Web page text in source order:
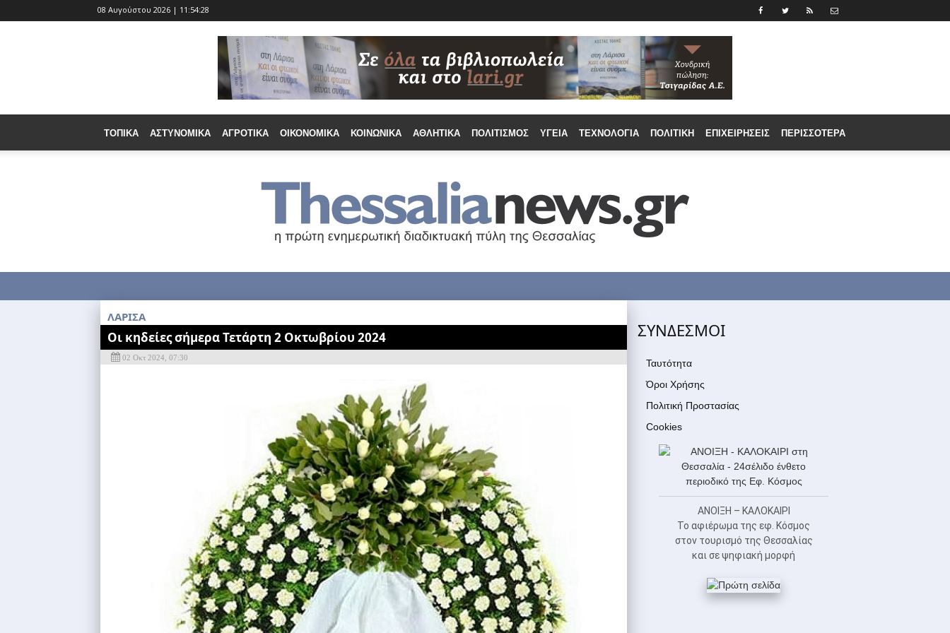
08 Αυγούστου 2026 | 11:54:29
ΤΟΠΙΚΆ ΑΣΤΥΝΟΜΙΚΆ ΑΓΡΟΤΙΚΆ ΟΙΚΟΝΟΜΙΚΆ ΚΟΙΝΩΝΙΚΆ ΑΘΛΗΤΙΚΆ ΠΟΛΙΤΙΣΜΌΣ ΥΓΕΊΑ ΤΕΧΝΟΛΟΓΊΑ ΠΟΛΙΤΙΚΉ ΕΠΙΧΕΙΡΉΣΕΙΣ ΠΕΡΙΣΣΟΤΕΡΑ
ΛΑΡΙΣΑ
Οι κηδείες σήμερα Τετάρτη 2 Οκτωβρίου 2024
02 Οκτ 2024, 07:30
ΣΥΝΔΕΣΜΟΙ
Ταυτότητα
Όροι Χρήσης
Πολιτική Προστασίας
Cookies
ΑΝΟΙΞΗ – ΚΑΛΟΚΑΙΡΙ
Το αφιέρωμα της εφ. Κόσμος
στον τουρισμό της Θεσσαλίας
και σε ψηφιακή μορφή